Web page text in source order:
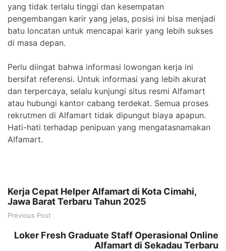
yang tidak terlalu tinggi dan kesempatan
pengembangan karir yang jelas, posisi ini bisa menjadi
batu loncatan untuk mencapai karir yang lebih sukses
di masa depan.
Perlu diingat bahwa informasi lowongan kerja ini
bersifat referensi. Untuk informasi yang lebih akurat
dan terpercaya, selalu kunjungi situs resmi Alfamart
atau hubungi kantor cabang terdekat. Semua proses
rekrutmen di Alfamart tidak dipungut biaya apapun.
Hati-hati terhadap penipuan yang mengatasnamakan
Alfamart.
Kerja Cepat Helper Alfamart di Kota Cimahi,
Jawa Barat Terbaru Tahun 2025
Previous Post
Loker Fresh Graduate Staff Operasional Online
Alfamart di Sekadau Terbaru